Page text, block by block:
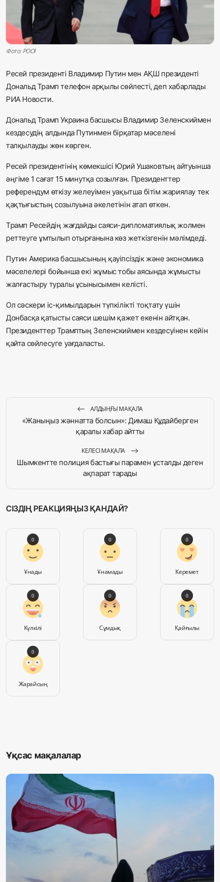
Жаңалықтар
Қоғам
Спорт
Әлем
Журналистік зерттеу
Қазақ тілі
Фото: POOl
Ресей президенті Владимир Путин мен АҚШ президенті
Дональд Трамп телефон арқылы сөйлесті, деп хабарлады
РИА Новости.
Дональд Трамп Украина басшысы Владимир Зеленскиймен
кездесудің алдында Путинмен бірқатар мәселені
талқылауды жөн көрген.
Ресей президентінің көмекшісі Юрий Ушаковтың айтуынша
әңгіме 1 сағат 15 минутқа созылған. Президенттер
референдум өткізу желеуімен уақытша бітім жариялау тек
қақтығыстың созылуына әкелетінін атап өткен.
Трамп Ресейдің жағдайды саяси-дипломатиялық жолмен
реттеуге ұмтылып отырғанына көз жеткізгенін мәлімдеді.
Путин Америка басшысының қауіпсіздік және экономика
мәселелері бойынша екі жұмыс тобы аясында жұмысты
жалғастыру туралы ұсынысымен келісті.
Ол сәскери іс-қимылдарын түпкілікті тоқтату үшін
Донбасқа қатысты саяси шешім қажет екенін айтқан.
Президенттер Трамптың Зеленскиймен кездесуінен кейін
қайта сөйлесуге уағдаласты.
АЛДЫҢҒЫ МАҚАЛА
«Жаныңыз жәннатта болсын»: Димаш Құдайберген
қаралы хабар айтты
КЕЛЕСІ МАҚАЛА
Шымкентте полиция бастығы парамен ұсталды деген
ақпарат тарады
СІЗДІҢ РЕАКЦИЯҢЫЗ ҚАНДАЙ?
Ұнады
0
Ұнамады
0
Керемет
0
Күлкілі
0
Сұмдық
0
Қайғылы
0
Жарайсың
0
Ұқсас мақалалар